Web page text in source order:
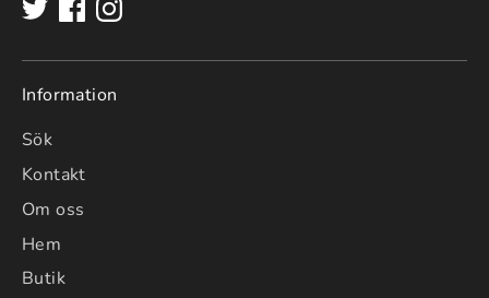
Information
Sök
Kontakt
Om oss
Hem
Butik